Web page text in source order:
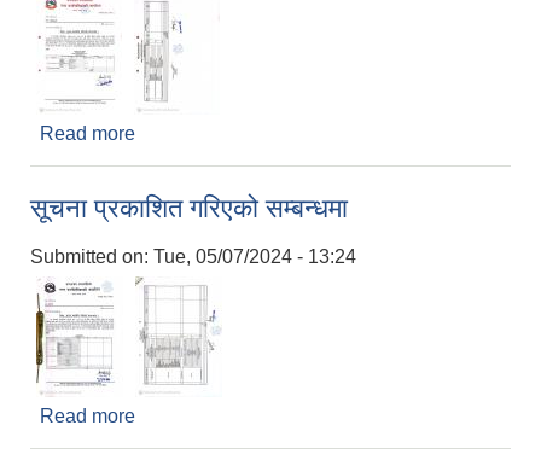
Read more
सूचना प्रकाशित गरिएको सम्बन्धमा
Submitted on: Tue, 05/07/2024 - 13:24
Read more